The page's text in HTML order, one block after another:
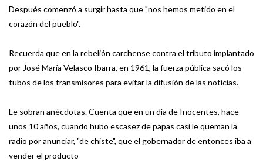
Después comenzó a surgir hasta que "nos hemos metido en el
corazón del pueblo".
Recuerda que en la rebelión carchense contra el tributo implantado
por José María Velasco Ibarra, en 1961, la fuerza pública sacó los
tubos de los transmisores para evitar la difusión de las noticias.
Le sobran anécdotas. Cuenta que en un día de Inocentes, hace
unos 10 años, cuando hubo escasez de papas casi le queman la
radio por anunciar, "de chiste", que el gobernador de entonces iba a
vender el producto